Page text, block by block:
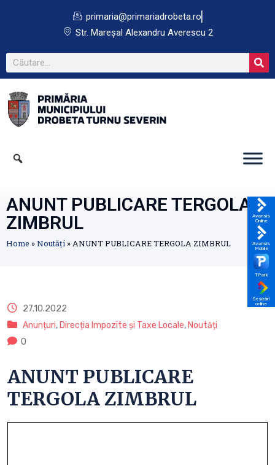
primaria@primariadrobeta.ro
Str. Mareșal Alexandru Averescu 2
ANUNT PUBLICARE TERGOLA
ZIMBRUL
Home »Noutăți » ANUNT PUBLICARE TERGOLA ZIMBRUL
27.10.2022
Anunțuri, Direcția Impozite și Taxe Locale, Noutăți
0
ANUNT PUBLICARE
TERGOLA ZIMBRUL
Avansis
Online
Avansis
Mobile
TPark
Sesizări
online